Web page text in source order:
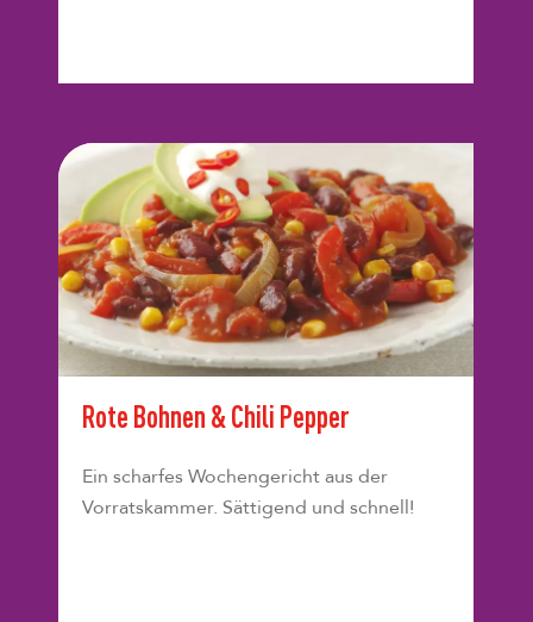
Rote Bohnen & Chili Pepper
Ein scharfes Wochengericht aus der
Vorratskammer. Sättigend und schnell!